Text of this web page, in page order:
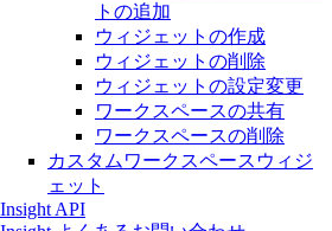
トの追加
ウィジェットの作成
ウィジェットの削除
ウィジェットの設定変更
ワークスペースの共有
ワークスペースの削除
カスタムワークスペースウィジ
ェット
API